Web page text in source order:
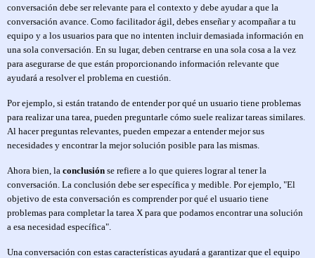
conversación debe ser relevante para el contexto y debe ayudar a que la
conversación avance. Como facilitador ágil, debes enseñar y acompañar a tu
equipo y a los usuarios para que no intenten incluir demasiada información en
una sola conversación. En su lugar, deben centrarse en una sola cosa a la vez
para asegurarse de que están proporcionando información relevante que
ayudará a resolver el problema en cuestión.
Por ejemplo, si están tratando de entender por qué un usuario tiene problemas
para realizar una tarea, pueden preguntarle cómo suele realizar tareas similares.
Al hacer preguntas relevantes, pueden empezar a entender mejor sus
necesidades y encontrar la mejor solución posible para las mismas.
Ahora bien, la conclusión se refiere a lo que quieres lograr al tener la
conversación. La conclusión debe ser específica y medible. Por ejemplo, "El
objetivo de esta conversación es comprender por qué el usuario tiene
problemas para completar la tarea X para que podamos encontrar una solución
a esa necesidad específica".
Una conversación con estas características ayudará a garantizar que el equipo